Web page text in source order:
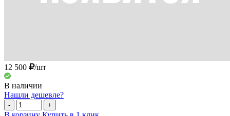
12 500 /шт
В наличии
Нашли дешевле?
- +